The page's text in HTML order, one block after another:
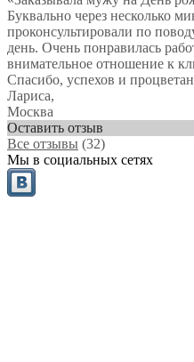
Буквально через несколько
проконсультировали по
день. Очень понравилась
внимательное отношение к
Спасибо, успехов и
Лариса,
Москва
Оставить отзыв
Все отзывы (32)
Мы в социальных сетях